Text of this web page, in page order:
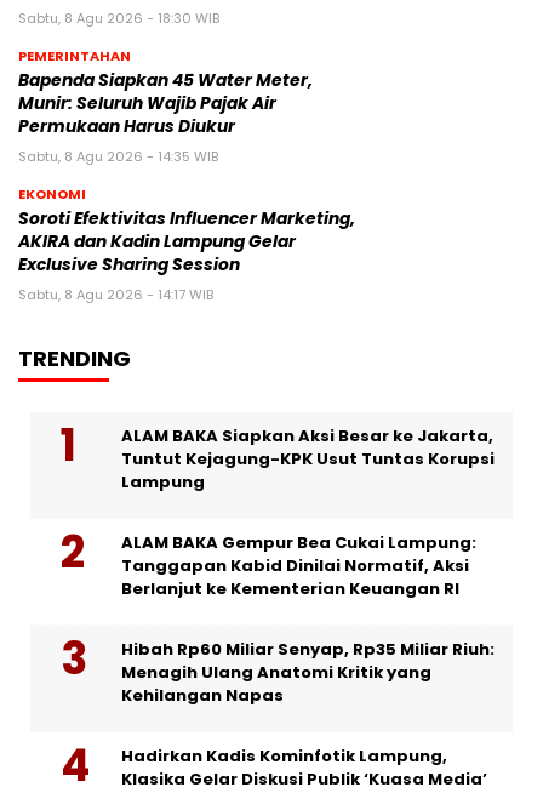
Sabtu, 8 Agu 2026 - 18:30 WIB
PEMERINTAHAN
‎Bapenda Siapkan 45 Water Meter,
Munir: Seluruh Wajib Pajak Air
Permukaan Harus Diukur
Sabtu, 8 Agu 2026 - 14:35 WIB
EKONOMI
Soroti Efektivitas Influencer Marketing,
AKIRA dan Kadin Lampung Gelar
Exclusive Sharing Session
Sabtu, 8 Agu 2026 - 14:17 WIB
TRENDING
ALAM BAKA Siapkan Aksi Besar ke Jakarta,
Tuntut Kejagung-KPK Usut Tuntas Korupsi
Lampung
ALAM BAKA Gempur Bea Cukai Lampung:
Tanggapan Kabid Dinilai Normatif, Aksi
Berlanjut ke Kementerian Keuangan RI
Hibah Rp60 Miliar Senyap, Rp35 Miliar Riuh:
Menagih Ulang Anatomi Kritik yang
Kehilangan Napas
Hadirkan Kadis Kominfotik Lampung,
Klasika Gelar Diskusi Publik ‘Kuasa Media’